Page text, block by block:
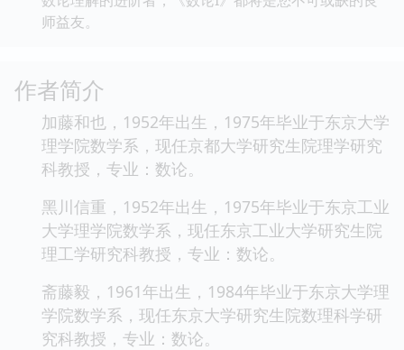
师益友。
作者简介
加藤和也，1952年出生，1975年毕业于东京大学
理学院数学系，现任京都大学研究生院理学研究
科教授，专业：数论。
黑川信重，1952年出生，1975年毕业于东京工业
大学理学院数学系，现任东京工业大学研究生院
理工学研究科教授，专业：数论。
斋藤毅，1961年出生，1984年毕业于东京大学理
学院数学系，现任东京大学研究生院数理科学研
究科教授，专业：数论。